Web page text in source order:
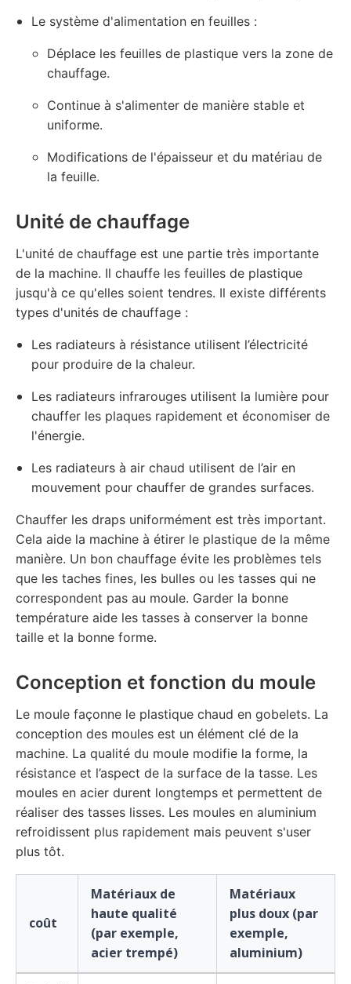
Le système d'alimentation en feuilles :
Déplace les feuilles de plastique vers la zone de
chauffage.
Continue à s'alimenter de manière stable et
uniforme.
Modifications de l'épaisseur et du matériau de
la feuille.
Unité de chauffage
L'unité de chauffage est une partie très importante
de la machine. Il chauffe les feuilles de plastique
jusqu'à ce qu'elles soient tendres. Il existe différents
types d'unités de chauffage :
Les radiateurs à résistance utilisent l’électricité
pour produire de la chaleur.
Les radiateurs infrarouges utilisent la lumière pour
chauffer les plaques rapidement et économiser de
l'énergie.
Les radiateurs à air chaud utilisent de l’air en
mouvement pour chauffer de grandes surfaces.
Chauffer les draps uniformément est très important.
Cela aide la machine à étirer le plastique de la même
manière. Un bon chauffage évite les problèmes tels
que les taches fines, les bulles ou les tasses qui ne
correspondent pas au moule. Garder la bonne
température aide les tasses à conserver la bonne
taille et la bonne forme.
Conception et fonction du moule
Le moule façonne le plastique chaud en gobelets. La
conception des moules est un élément clé de la
machine. La qualité du moule modifie la forme, la
résistance et l’aspect de la surface de la tasse. Les
moules en acier durent longtemps et permettent de
réaliser des tasses lisses. Les moules en aluminium
refroidissent plus rapidement mais peuvent s'user
plus tôt.
coût
Matériaux de
haute qualité
(par exemple,
acier trempé)
Matériaux
plus doux (par
exemple,
aluminium)